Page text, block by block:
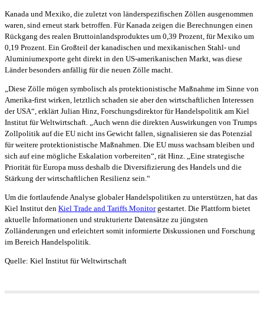
Kanada und Mexiko, die zuletzt von länderspezifischen Zöllen ausgenommen
waren, sind erneut stark betroffen. Für Kanada zeigen die Berechnungen einen
Rückgang des realen Bruttoinlandsproduktes um 0,39 Prozent, für Mexiko um
0,19 Prozent. Ein Großteil der kanadischen und mexikanischen Stahl- und
Aluminiumexporte geht direkt in den US-amerikanischen Markt, was diese
Länder besonders anfällig für die neuen Zölle macht.
„Diese Zölle mögen symbolisch als protektionistische Maßnahme im Sinne von
Amerika-first wirken, letztlich schaden sie aber den wirtschaftlichen Interessen
der USA“, erklärt Julian Hinz, Forschungsdirektor für Handelspolitik am Kiel
Institut für Weltwirtschaft. „Auch wenn die direkten Auswirkungen von Trumps
Zollpolitik auf die EU nicht ins Gewicht fallen, signalisieren sie das Potenzial
für weitere protektionistische Maßnahmen. Die EU muss wachsam bleiben und
sich auf eine mögliche Eskalation vorbereiten“, rät Hinz. „Eine strategische
Priorität für Europa muss deshalb die Diversifizierung des Handels und die
Stärkung der wirtschaftlichen Resilienz sein.“
Um die fortlaufende Analyse globaler Handelspolitiken zu unterstützen, hat das
Kiel Institut den Kiel Trade and Tariffs Monitorgestartet. Die Plattform bietet
aktuelle Informationen und strukturierte Datensätze zu jüngsten
Zolländerungen und erleichtert somit informierte Diskussionen und Forschung
im Bereich Handelspolitik.
Quelle: Kiel Institut für Weltwirtschaft